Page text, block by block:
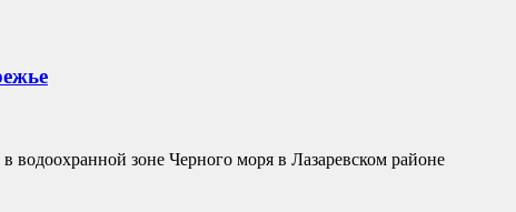
водоохранной зоне Черного моря в Лазаревском районе